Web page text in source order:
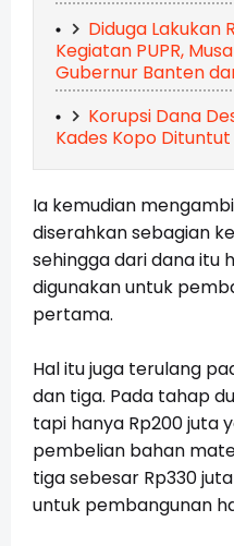
Diduga Lakukan
Kegiatan PUPR,
Gubernur Banten
Korupsi Dana
Kades Kopo Dituntut
Ia kemudian
diserahkan sebagian
sehingga dari dana itu
digunakan untuk
pertama.
Hal itu juga terulang
dan tiga. Pada tahap
tapi hanya Rp200 juta
pembelian bahan
tiga sebesar Rp330
untuk pembangunan